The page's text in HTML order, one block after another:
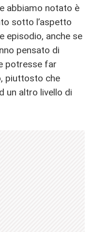
abbiamo notato è
sotto l’aspetto
episodio, anche se
pensato di
potresse far
piuttosto che
un altro livello di